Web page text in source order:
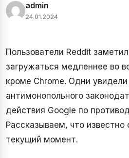
admin
24.01.2024
Пользователи Reddit
загружаться медленнее во
кроме Chrome. Одни
антимонопольного
действия Google по
Рассказываем, что известно
текущий момент.